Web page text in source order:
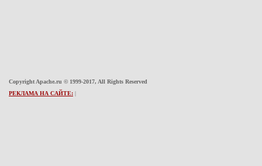
Copyright Apache.ru © 1999-2017, All Rights Reserved
РЕКЛАМА НА САЙТЕ: |